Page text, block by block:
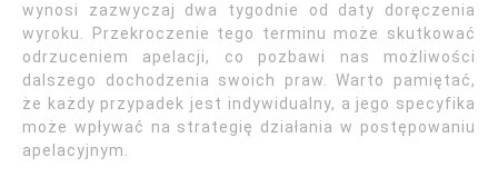
wynosi zazwyczaj dwa tygodnie od daty doręczenia
wyroku. Przekroczenie tego terminu może skutkować
odrzuceniem apelacji, co pozbawi nas możliwości
dalszego dochodzenia swoich praw. Warto pamiętać,
że każdy przypadek jest indywidualny, a jego specyfika
może wpływać na strategię działania w postępowaniu
apelacyjnym.